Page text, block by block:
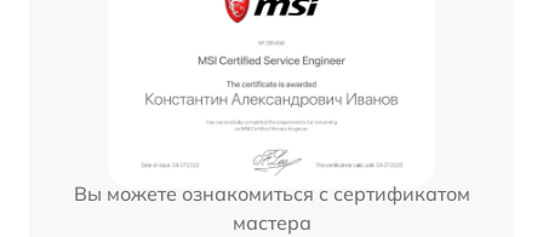
Вы можете ознакомиться с сертификатом
мастера